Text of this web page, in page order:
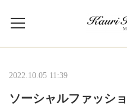
2022.10.05 11:39
ソーシャルファッシ